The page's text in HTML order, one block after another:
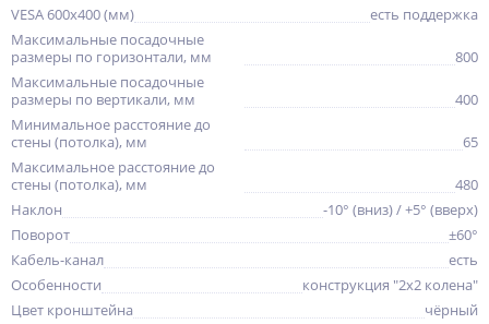
VESA 600x400 (мм)
есть поддержка
Максимальные посадочные
размеры по горизонтали, мм
800
Максимальные посадочные
размеры по вертикали, мм
400
Минимальное расстояние до
стены (потолка), мм
65
Максимальное расстояние до
стены (потолка), мм
480
Наклон
-10° (вниз) / +5° (вверх)
Поворот
±60°
Кабель-канал
есть
Особенности
конструкция "2x2 колена"
Цвет кронштейна
чёрный